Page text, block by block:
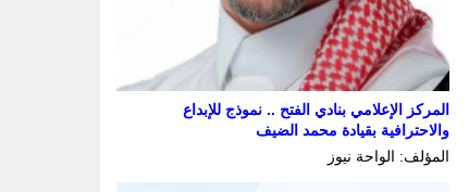
المركز الإعلامي بنادي الفتح .. نموذج للإبداع
والاحترافية بقيادة محمد الضيف
المؤلف: الواحة نيوز